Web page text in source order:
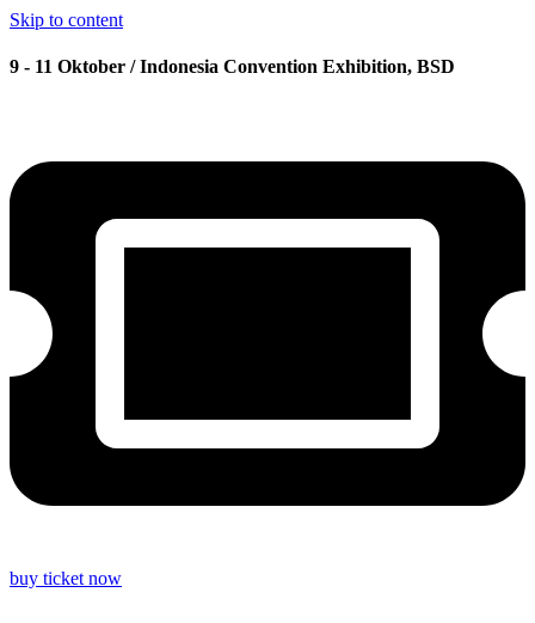
Skip to content
9 - 11 Oktober / Indonesia Convention Exhibition, BSD
buy ticket now